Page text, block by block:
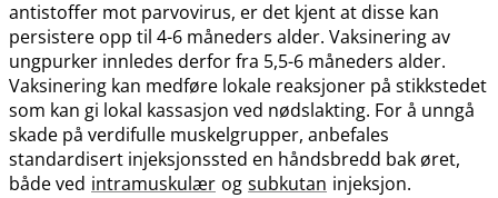
antistoffer mot parvovirus, er det kjent at disse kan
persistere opp til 4-6 måneders alder. Vaksinering av
ungpurker innledes derfor fra 5,5-6 måneders alder.
Vaksinering kan medføre lokale reaksjoner på stikkstedet
som kan gi lokal kassasjon ved nødslakting. For å unngå
skade på verdifulle muskelgrupper, anbefales
standardisert injeksjonssted en håndsbredd bak øret,
både ved intramuskulær og subkutan injeksjon.